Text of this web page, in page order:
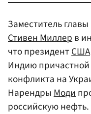
Заместитель
Стивен Миллерв
что президентСША
Индию
конфликта на
НарендрыМоди
российскую нефть.